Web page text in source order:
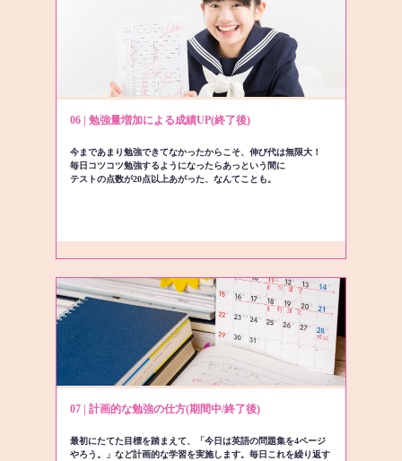
06 | 勉強量増加による成績UP(終了後)
今まであまり勉強できてなかったからこそ、伸び代は無限大！
毎日コツコツ勉強するようになったらあっという間に
テストの点数が20点以上あがった、なんてことも。
07 | 計画的な勉強の仕方(期間中/終了後)
最初にたてた目標を踏まえて、「今日は英語の問題集を4ページ
やろう。」など計画的な学習を実施します。毎日これを繰り返す